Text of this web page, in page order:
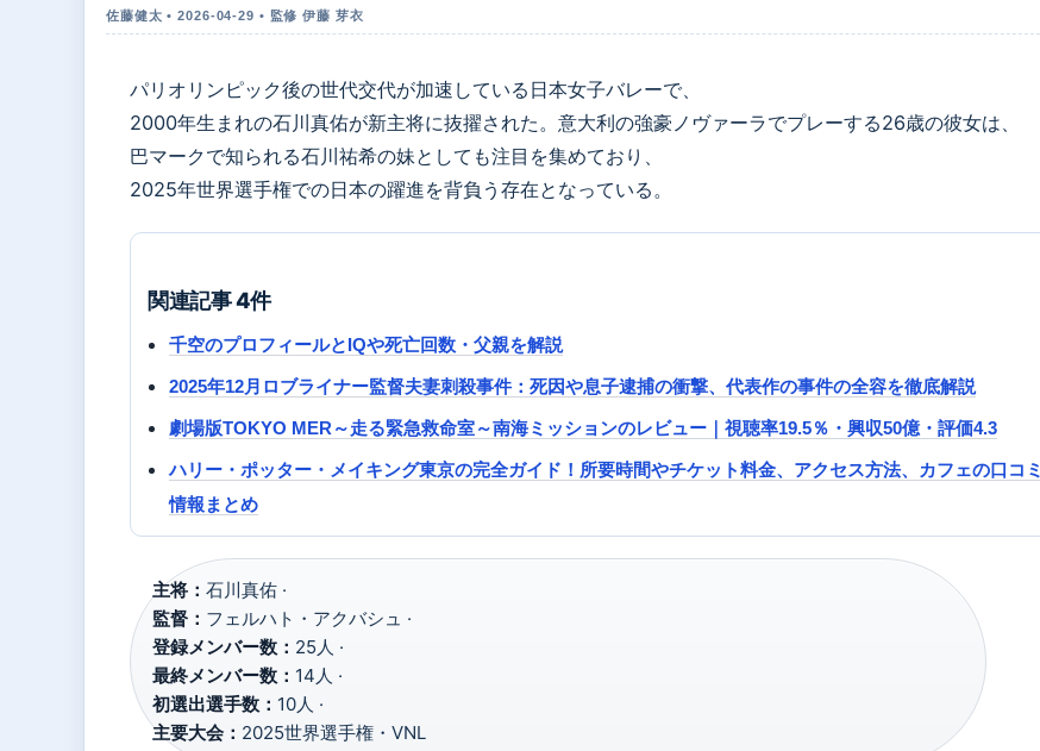
佐藤健太 • 2026-04-29 • 監修 伊藤 芽衣
パリオリンピック後の世代交代が加速している日本女子バレーで、
2000年生まれの石川真佑が新主将に抜擢された。意大利の強豪ノヴァーラでプレーする26歳の彼女は、
巴マークで知られる石川祐希の妹としても注目を集めており、
2025年世界選手権での日本の躍進を背負う存在となっている。
関連記事 4件
千空のプロフィールとIQや死亡回数・父親を解説
2025年12月ロブライナー監督夫妻刺殺事件：死因や息子逮捕の衝撃、代表作の事件の全容を徹底解説
劇場版TOKYO MER～走る緊急救命室～南海ミッションのレビュー｜視聴率19.5％・興収50億・評価4.3
ハリー・ポッター・メイキング東京の完全ガイド！所要時間やチケット料金、アクセス方法、カフェの口コミ
情報まとめ
主将： 石川真佑 ·
監督： フェルハト・アクバシュ ·
登録メンバー数： 25人 ·
最終メンバー数： 14人 ·
初選出選手数： 10人 ·
主要大会： 2025世界選手権・VNL